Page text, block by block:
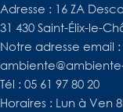
Adresse : 16 ZA
31 430 Saint-Élix-le-
Notre adresse email :
Tél : 05 61 97 80 20
Horaires : Lun à Ven